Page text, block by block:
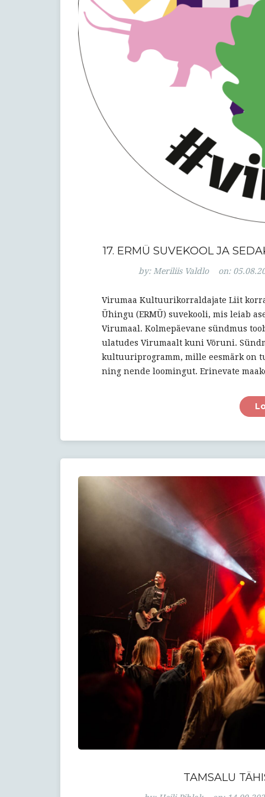
17. ERMÜ SUVEKOOL JA
by: Meriliis Valdlo on:
Virumaa Kultuurikorraldajate Liit
Ühingu (ERMÜ) suvekooli, mis leiab
Virumaal. Kolmepäevane sündmus
ulatudes Virumaalt kuni Võruni.
kultuuriprogramm, mille eesmärk on
ning nende loomingut. Erinevate
TAMSALU